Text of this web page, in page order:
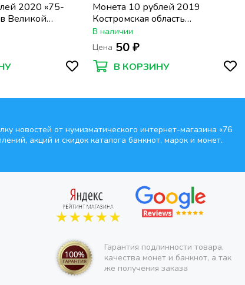
2020 «75-
Великой
1941–
Монета 10 рублей 2019
Костромская область
(Российская Федерация)
В наличии
Цена 50 ₽
В КОРЗИНУ
новостей от нумизматического интернет-магазина «76
акций и скидок каталога банкнот, марок и монет.
Гарантия подлинности товара,
качества монет и банкнот, а так
же получения заказа